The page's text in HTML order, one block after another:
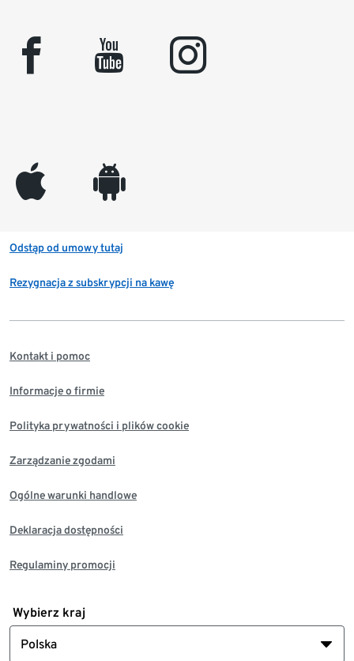
facebook youtube instagram
appleinc android
Odstąp od umowy tutaj
Rezygnacja z subskrypcji na kawę
Kontakt i pomoc
Informacje o firmie
Polityka prywatności i plików cookie
Zarządzanie zgodami
Ogólne warunki handlowe
Deklaracja dostępności
Regulaminy promocji
Wybierz kraj
Polska